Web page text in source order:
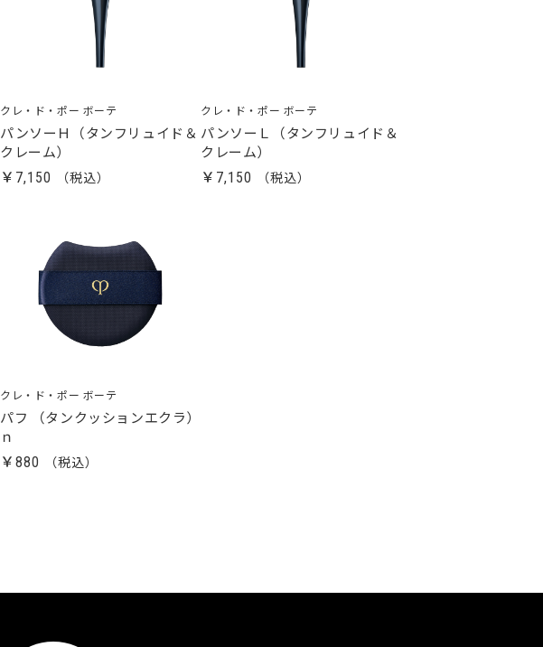
クレ・ド・ポー ボーテ
パンソーＨ（タンフリュイド＆
クレーム）
￥7,150
クレ・ド・ポー ボーテ
パンソーＬ（タンフリュイド＆
クレーム）
￥7,150
クレ・ド・ポー ボーテ
パフ （タンクッションエクラ）
ｎ
￥880